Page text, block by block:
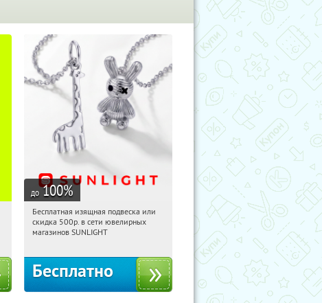
до 100%
13:44:59 Получили:
Россия
Бесплатная изящная подвеска или
скидка 500р. в сети ювелирных
магазинов SUNLIGHT
Бесплатно